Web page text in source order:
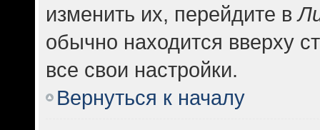
изменить их, перейдите в
обычно находится вверху
все свои настройки.
Вернуться к началу